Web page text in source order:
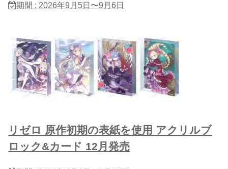
期間 : 2026年9月5日〜9月6日
リゼロ 原作初期の表紙を使用 アクリルブ
ロック&カード 12月発売